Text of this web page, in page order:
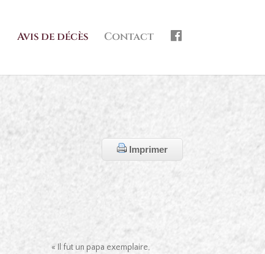
Avis de décès Contact
Imprimer
« Il fut un papa exemplaire,